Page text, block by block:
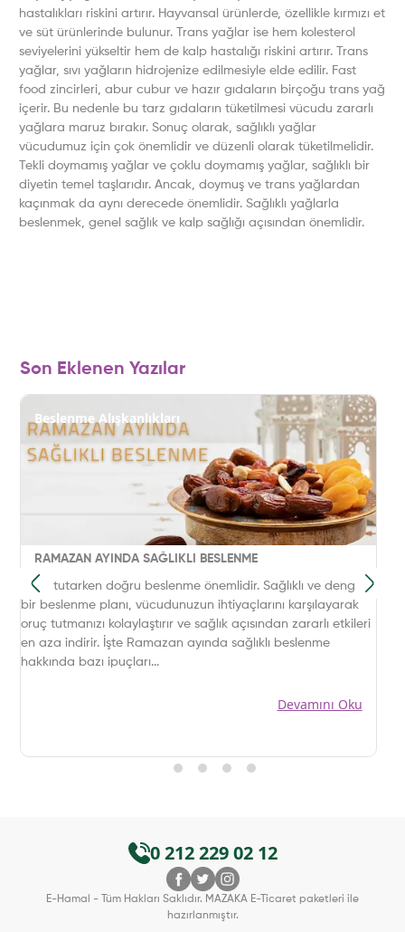
hastalıkları riskini artırır. Hayvansal ürünlerde, özellikle kırmızı et
ve süt ürünlerinde bulunur. Trans yağlar ise hem kolesterol
seviyelerini yükseltir hem de kalp hastalığı riskini artırır. Trans
yağlar, sıvı yağların hidrojenize edilmesiyle elde edilir. Fast
food zincirleri, abur cubur ve hazır gıdaların birçoğu trans yağ
içerir. Bu nedenle bu tarz gıdaların tüketilmesi vücudu zararlı
yağlara maruz bırakır. Sonuç olarak, sağlıklı yağlar
vücudumuz için çok önemlidir ve düzenli olarak tüketilmelidir.
Tekli doymamış yağlar ve çoklu doymamış yağlar, sağlıklı bir
diyetin temel taşlarıdır. Ancak, doymuş ve trans yağlardan
kaçınmak da aynı derecede önemlidir. Sağlıklı yağlarla
beslenmek, genel sağlık ve kalp sağlığı açısından önemlidir.
Son Eklenen Yazılar
Beslenme Alışkanlıkları
RAMAZAN AYINDA SAĞLIKLI BESLENME
Oruç tutarken doğru beslenme önemlidir. Sağlıklı ve dengeli
bir beslenme planı, vücudunuzun ihtiyaçlarını karşılayarak
oruç tutmanızı kolaylaştırır ve sağlık açısından zararlı etkileri
en aza indirir. İşte Ramazan ayında sağlıklı beslenme
hakkında bazı ipuçları...
Devamını Oku
0 212 229 02 12
E-Hamal - Tüm Hakları Saklıdır. MAZAKA E-Ticaret paketleri ile
hazırlanmıştır.